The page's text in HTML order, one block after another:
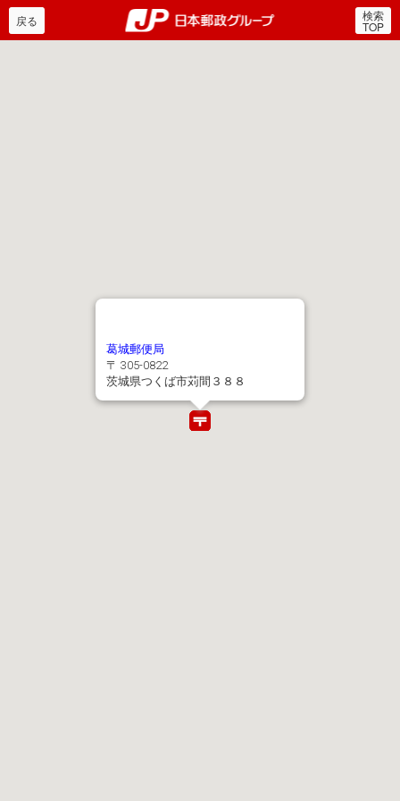
郵便局・日本郵政グルー
戻る 検索
TOP
葛城郵便局
〒 305-0822
茨城県つくば市苅間３８８